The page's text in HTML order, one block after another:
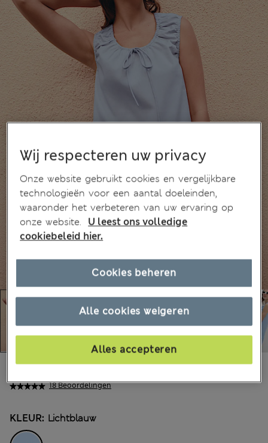
18 Beoordelingen
€38,00
KLEUR: Lichtblauw
Wij respecteren uw privacy
Onze website gebruikt cookies en vergelijkbare
technologieën voor een aantal doeleinden,
waaronder het verbeteren van uw ervaring op
onze website.
U leest ons volledige
cookiebeleid hier.
Alle cookies weigeren
Alles accepteren
Cookies beheren